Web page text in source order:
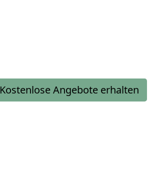
Kostenlose Angebote erhalten